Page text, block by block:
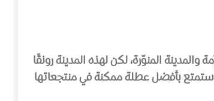
المنوّرة، لكن لهذه المدينة رونقًا
بأفضل عطلة ممكنة في منتجعاتها